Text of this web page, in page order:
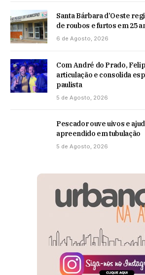
Santa Bárbara d’Oeste
de roubos e furtos em 25
6 de Agosto, 2026
Com André do Prado,
articulação e consolida
paulista
5 de Agosto, 2026
Pescador ouve uivos e
apreendido em tubulação
5 de Agosto, 2026